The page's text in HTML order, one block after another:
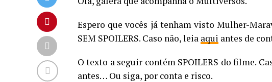
Espero que vocês já tenham visto Mulher-
SEM SPOILERS. Caso não, leia aqui antes de
O texto a seguir contém SPOILERS do filme.
antes… Ou siga, por conta e risco.